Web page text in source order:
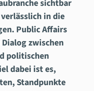
sichtbar
in die
Public Affairs
zwischen
politischen
dabei ist es,
Standpunkte